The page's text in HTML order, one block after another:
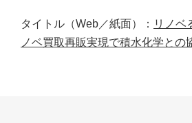
タイトル（Web／紙面）： リノベ
ノベ買取再販実現で積水化学との